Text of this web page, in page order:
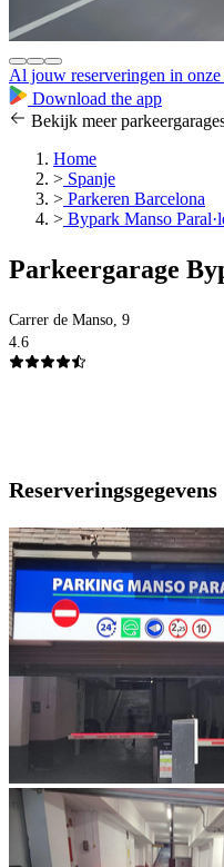
Al jouw reserveringen in onze
Download the app
Bekijk meer
Home
> Spanje
> Parkeren Barcelona
> Bypark Manso
Parkeergarage
Carrer de Manso, 9
4.6
Reserveringsgegevens